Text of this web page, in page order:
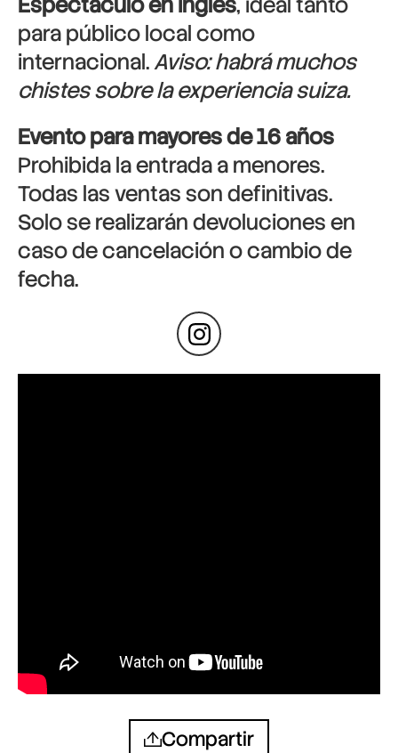
para público local como
internacional.Aviso: habrá muchos
chistes sobre la experiencia suiza.
Evento para mayores de 16 años
Prohibida la entrada a menores.
Todas las ventas son definitivas.
Solo se realizarán devoluciones en
caso de cancelación o cambio de
fecha.
Compartir